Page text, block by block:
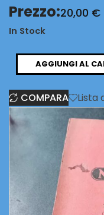
Prezzo:20,00 €
In Stock
NUFFIELD
TRATTORE-
LIBRETTO
MANUTENZIONE
quantità
AGGIUNGI AL
COMPARA Lista